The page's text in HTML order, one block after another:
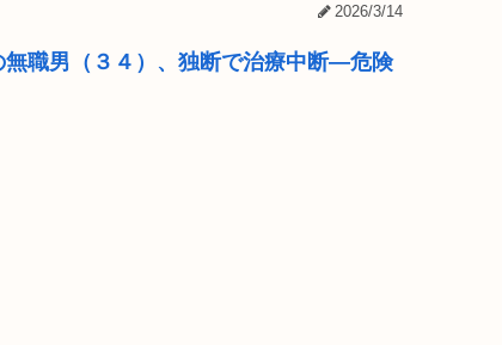
2026/3/14
無職男（３４）、独断で治療中断―危険